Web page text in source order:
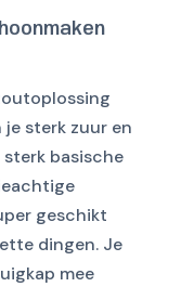
sterk zuur en
basische
geschikt
dingen. Je
mee